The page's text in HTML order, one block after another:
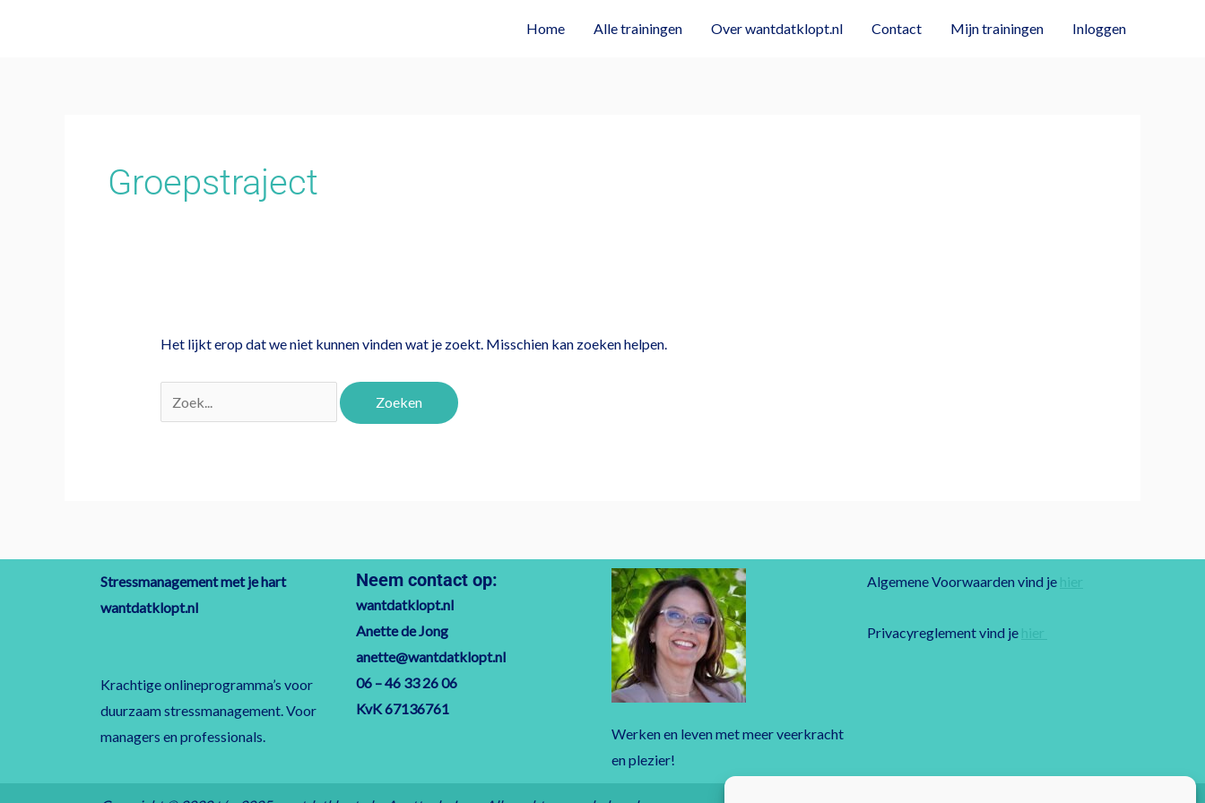
Home Alle trainingen Over wantdatklopt.nl Contact Mijn trainingen Inloggen
Groepstraject
Het lijkt erop dat we niet kunnen vinden wat je zoekt. Misschien kan zoeken helpen.
Stressmanagement met je hart
wantdatklopt.nl
Krachtige onlineprogramma’s voor
duurzaam stressmanagement. Voor
managers en professionals.
Neem contact op:
wantdatklopt.nl
Anette de Jong
anette@wantdatklopt.nl
06 – 46 33 26 06
KvK 67136761
Werken en leven met meer veerkracht
en plezier!
Algemene Voorwaarden vind je hier
Privacyreglement vind je hier